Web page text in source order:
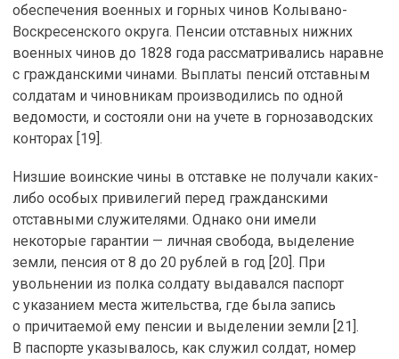
обеспечения военных и горных чинов Колывано-
Воскресенского округа. Пенсии отставных нижних
военных чинов до 1828 года рассматривались наравне
с гражданскими чинами. Выплаты пенсий отставным
солдатам и чиновникам производились по одной
ведомости, и состояли они на учете в горнозаводских
конторах [19].
Низшие воинские чины в отставке не получали каких-
либо особых привилегий перед гражданскими
отставными служителями. Однако они имели
некоторые гарантии — личная свобода, выделение
земли, пенсия от 8 до 20 рублей в год [20]. При
увольнении из полка солдату выдавался паспорт
с указанием места жительства, где была запись
о причитаемой ему пенсии и выделении земли [21].
В паспорте указывалось, как служил солдат, номер